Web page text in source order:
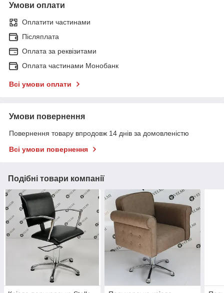
Умови оплати
Оплатити частинами
Післяплата
Оплата за реквізитами
Оплата частинами Монобанк
Всі умови оплати
Умови повернення
Повернення товару впродовж 14 днів за домовленістю
Всі умови повернення
Подібні товари компанії